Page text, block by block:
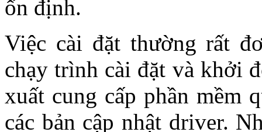
ổn định.
Việc cài đặt thường rất
chạy trình cài đặt và khởi
xuất cung cấp phần mềm
các bản cập nhật driver.